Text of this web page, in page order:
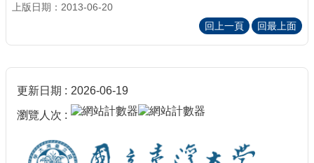
上版日期：2013-06-20
回上一頁
回最上面
更新日期 2026-06-19
瀏覽人次